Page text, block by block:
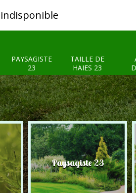
indisponible
PAYSAGISTE
23
TAILLE DE
HAIES 23
Paysagiste 23